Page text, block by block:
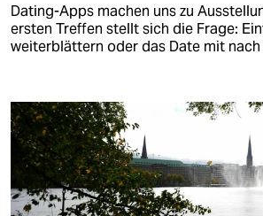
Dating-Apps machen uns zu
ersten Treffen stellt sich die Frage:
weiterblättern oder das Date mit nach